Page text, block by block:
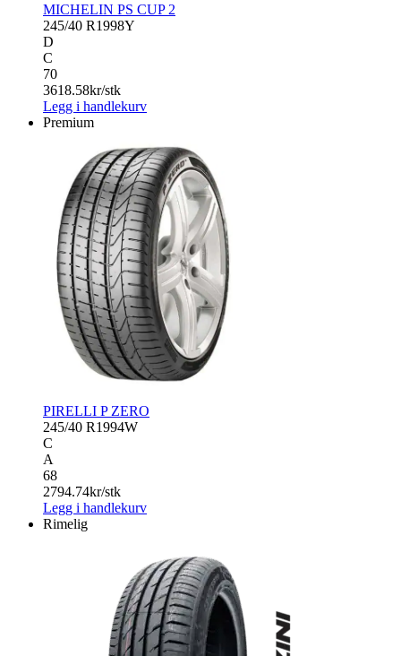
MICHELIN PS CUP 2
245/40 R1998Y
D
C
70
3618.58kr/stk
Legg i handlekurv
Premium
PIRELLI P ZERO
245/40 R1994W
C
A
68
2794.74kr/stk
Legg i handlekurv
Rimelig